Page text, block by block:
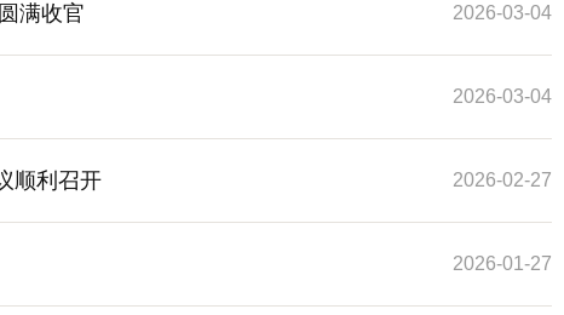
满收官 2026-03-04
2026-03-04
顺利召开 2026-02-27
2026-01-27